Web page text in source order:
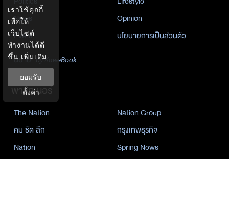
News
Opinion
Event
นโยบายการเป็นส่วนตัว
นิยาย by KaweBook
พาร์ทเนอร์
The Nation
Nation Group
คม ชัด ลึก
กรุงเทพธุรกิจ
Nation
Spring News
เราใช้คุกกี้
เพื่อให้
เว็บไซต์
ทำงานได้ดี
ขึ้น เพิ่มเติม
ยอมรับ
ตั้งค่า